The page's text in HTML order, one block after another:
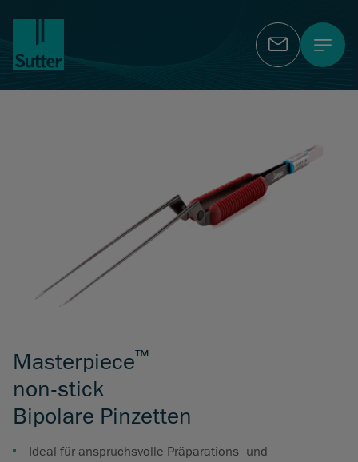
Kontakt
Masterpiece™
non-stick
Bipolare Pinzetten
Ideal für anspruchsvolle Präparations- und